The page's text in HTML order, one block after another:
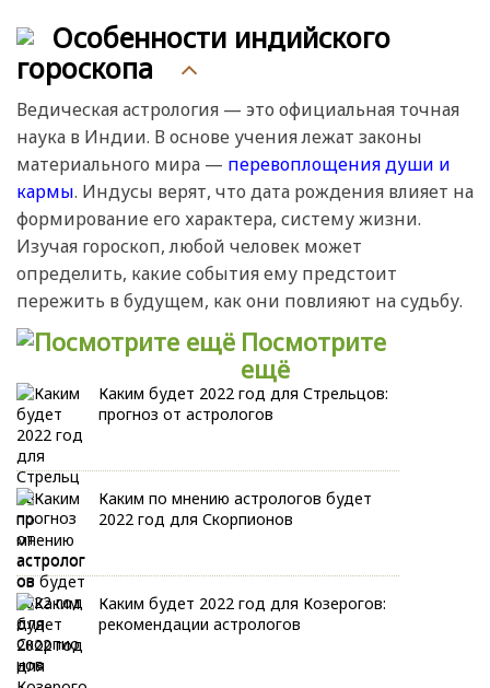
Особенности индийского
гороскопа
Ведическая астрология — это официальная точная
наука в Индии. В основе учения лежат законы
материального мира — перевоплощения души и
кармы. Индусы верят, что дата рождения влияет на
формирование его характера, систему жизни.
Изучая гороскоп, любой человек может
определить, какие события ему предстоит
пережить в будущем, как они повлияют на судьбу.
Посмотрите
ещё
Каким будет 2022 год для Стрельцов:
прогноз от астрологов
Каким по мнению астрологов будет
2022 год для Скорпионов
Каким будет 2022 год для Козерогов:
рекомендации астрологов